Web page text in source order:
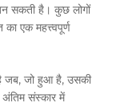
सकती है। कुछ लोगों
एक महत्त्वपूर्ण
जब, जो हुआ है, उसकी
अंतिम संस्कार में